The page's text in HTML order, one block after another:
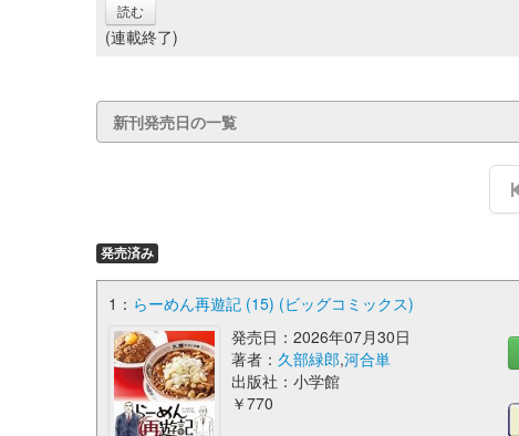
読む
(連載終了)
新刊発売日の一覧
発売済み
1： らーめん再遊記 (15) (ビッグコミックス)
発売日：2026年07月30日
著者： 久部緑郎,河合単
出版社：小学館
￥770